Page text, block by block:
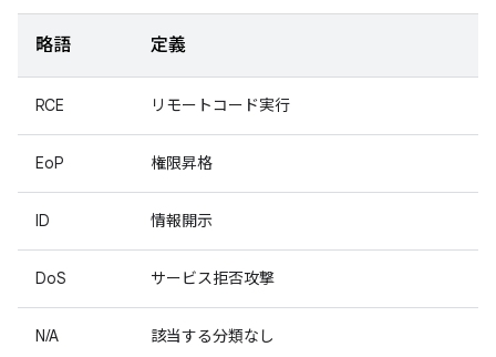
略語 定義
RCE リモートコード実行
EoP 権限昇格
ID 情報開示
DoS サービス拒否攻撃
N/A 該当する分類なし